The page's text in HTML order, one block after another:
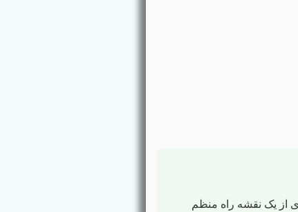
از یک نقشه راه منظم